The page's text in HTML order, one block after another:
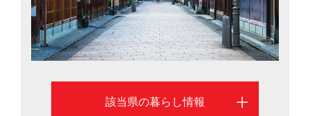
情報を掲載しています。
該当県の暮らし情報